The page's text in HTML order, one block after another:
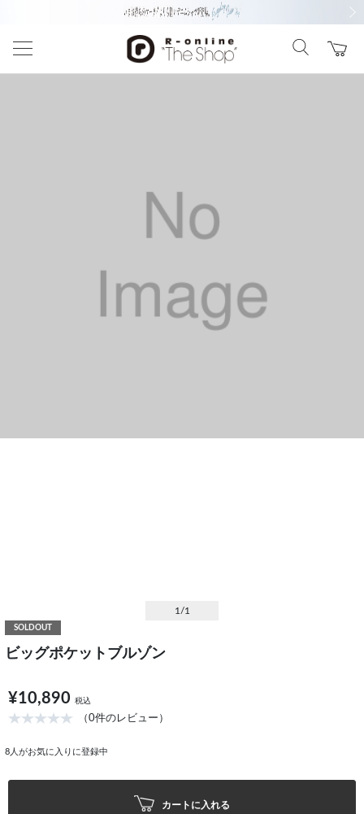
1 /1
SOLDOUT
ビッグポケットブルゾン
¥10,890 税込
（0件のレビュー）
8 人がお気に入りに登録中
カートに入れる